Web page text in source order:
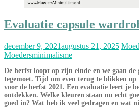
Evaluatie capsule
december 9, 2021augustus 21, 2025
Moedersminimalisme
De herfst loopt op zijn einde en we gaan de
tegemoet. Tijd om even terug te blikken op
voor de herfst 2021. Een evaluatie leert je
ontdekken. Welke kleuren staan nu echt
goed in? Wat heb ik veel gedragen en wat